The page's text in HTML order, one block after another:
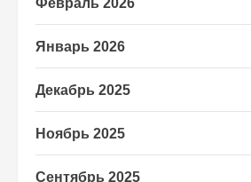
Февраль 2026
Январь 2026
Декабрь 2025
Ноябрь 2025
Сентябрь 2025